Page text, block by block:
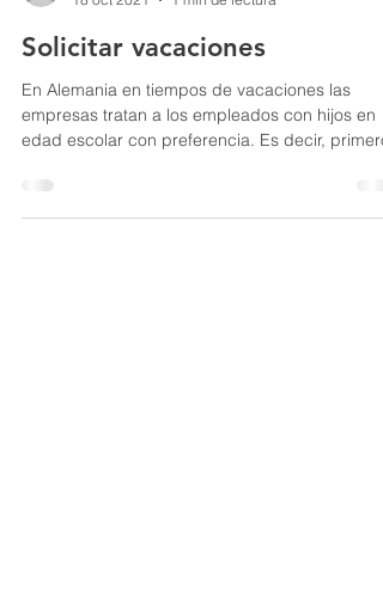
Solicitar vacaciones
En Alemania en tiempos de vacaciones las
empresas tratan a los empleados con hijos en
edad escolar con preferencia. Es decir,